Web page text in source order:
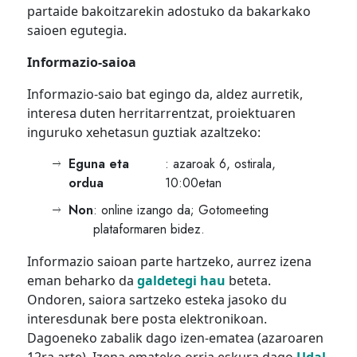
partaide bakoitzarekin adostuko da bakarkako
saioen egutegia.
Informazio-saioa
Informazio-saio bat egingo da, aldez aurretik,
interesa duten herritarrentzat, proiektuaren
inguruko xehetasun guztiak azaltzeko:
Eguna eta
ordua
: azaroak 6, ostirala,
10:00etan
Non: online izango da; Gotomeeting
plataformaren bidez.
Informazio saioan parte hartzeko, aurrez izena
eman beharko dagaldetegi hau beteta.
Ondoren, saiora sartzeko esteka jasoko du
interesdunak bere posta elektronikoan.
Dagoeneko zabalik dago izen-ematea (azaroaren